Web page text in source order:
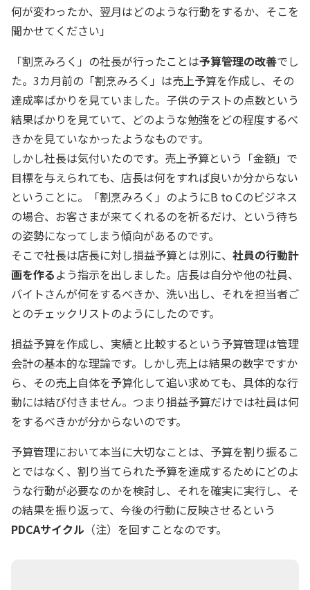
何が変わったか、翌月はどのような行動をするか、そこを
聞かせてください」
「割烹みろく」の社長が行ったことは予算管理の改善でし
た。3カ月前の「割烹みろく」は売上予算を作成し、その
達成率ばかりを見ていました。子供のテストの点数という
結果ばかりを見ていて、どのような勉強をどの程度するべ
きかを見ていなかったようなものです。
しかし社長は気付いたのです。売上予算という「金額」で
目標を与えられても、店長は何をすれば良いか分からない
ということに。「割烹みろく」のようにB to Cのビジネス
の場合、お客さまが来てくれるのを祈るだけ、という待ち
の姿勢になってしまう傾向があるのです。
そこで社長は店長に対し損益予算とは別に、 社員の行動計
画を作るよう指示を出しました。店長は自分や他の社員、
バイトさんが何をするべきか、洗い出し、それを担当者ご
とのチェックリストのようにしたのです。
損益予算を作成し、実績と比較するという予算管理は管理
会計の基本的な理論です。しかし売上は結果の数字ですか
ら、その売上自体を予算化して追い求めても、具体的な行
動には結び付きません。つまり損益予算だけでは社員は何
をするべきかが分からないのです。
予算管理において本当に大切なことは、予算を割り振るこ
とではなく、割り当てられた予算を達成するためにどのよ
うな行動が必要なのかを検討し、それを確実に実行し、そ
の結果を振り返って、今後の行動に反映させるという
PDCAサイクル （注）を回すことなのです。